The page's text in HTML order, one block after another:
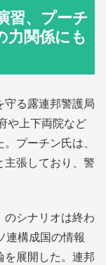
習、プーチ
力関係にも
守る露連邦警護局
や上下両院など
プーチン氏は、
主張しており、警
のシナリオは終わ
連構成国の情報
を展開した。連邦